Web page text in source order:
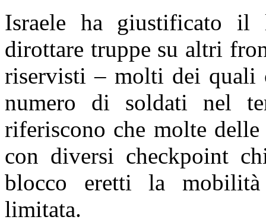
Israele ha giustificato il
dirottare truppe su altri
riservisti – molti dei quali
numero di soldati nel
riferiscono che molte delle
con diversi checkpoint
blocco eretti la mobilità
limitata.